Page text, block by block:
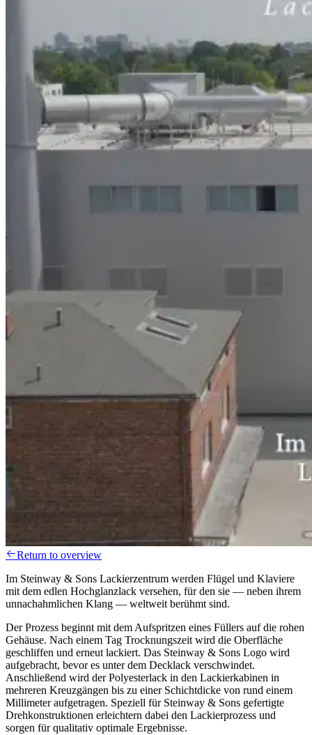
Return to overview
Im Steinway & Sons Lackierzentrum werden Flügel und Klaviere
mit dem edlen Hochglanzlack versehen, für den sie — neben ihrem
unnachahmlichen Klang — weltweit berühmt sind.
Der Prozess beginnt mit dem Aufspritzen eines Füllers auf die rohen
Gehäuse. Nach einem Tag Trocknungszeit wird die Oberfläche
geschliffen und erneut lackiert. Das Steinway & Sons Logo wird
aufgebracht, bevor es unter dem Decklack verschwindet.
Anschließend wird der Polyesterlack in den Lackierkabinen in
mehreren Kreuzgängen bis zu einer Schichtdicke von rund einem
Millimeter aufgetragen. Speziell für Steinway & Sons gefertigte
Drehkonstruktionen erleichtern dabei den Lackierprozess und
sorgen für qualitativ optimale Ergebnisse.